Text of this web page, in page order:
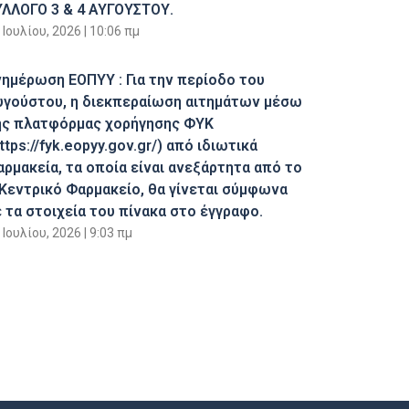
3 & 4 ΑΥΓΟΥΣΤΟΥ.
Ιουλίου, 2026 10:06 πμ
ΕΟΠΥΥ : Για την περίοδο του
η διεκπεραίωση αιτημάτων μέσω
πλατφόρμας χορήγησης ΦΥΚ
fyk.eopyy.gov.gr/) από ιδιωτικά
τα οποία είναι ανεξάρτητα από το
Φαρμακείο, θα γίνεται σύμφωνα
τα στοιχεία του πίνακα στο έγγραφο.
Ιουλίου, 2026 9:03 πμ